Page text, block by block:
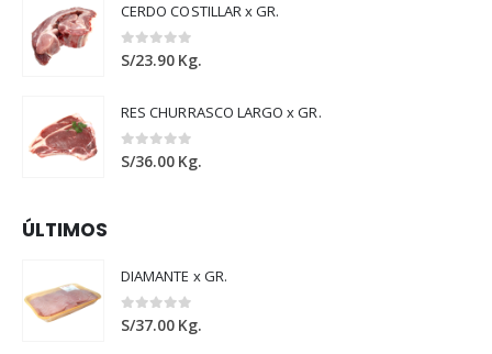
CERDO COSTILLAR x GR.
0out of 5
S/23.90 Kg.
RES CHURRASCO LARGO x GR.
0out of 5
S/36.00 Kg.
ÚLTIMOS
DIAMANTE x GR.
0out of 5
S/37.00 Kg.